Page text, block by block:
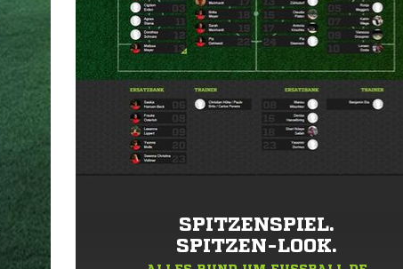
SPITZENSPIEL.
SPITZEN-LOOK.